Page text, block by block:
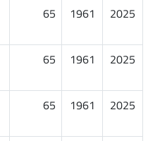
65 1961 2025
65 1961 2025
65 1961 2025